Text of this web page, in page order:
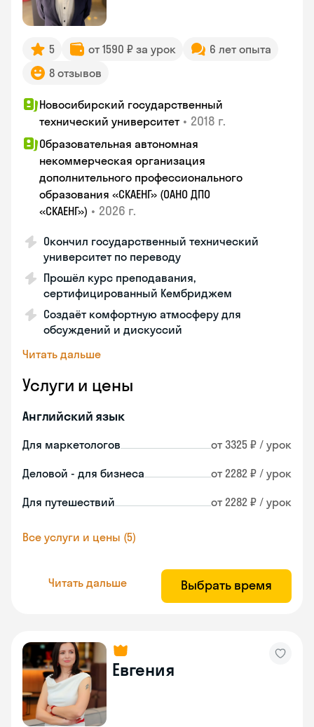
5 от 1590 ₽ за урок
6 лет опыта
8 отзывов
Новосибирский государственный
технический университет • 2018 г.
Образовательная автономная
некоммерческая организация
дополнительного профессионального
образования «СКАЕНГ» (ОАНО ДПО
«СКАЕНГ») • 2026 г.
Окончил государственный технический
университет по переводу
Прошёл курс преподавания,
сертифицированный Кембриджем
Создаёт комфортную атмосферу для
обсуждений и дискуссий
Читать дальше
Услуги и цены
Английский язык
Для маркетологов от 3325 ₽ / урок
Деловой - для бизнеса от 2282 ₽ / урок
Для путешествий от 2282 ₽ / урок
Все услуги и цены (5)
Читать дальше Выбрать время
Евгения